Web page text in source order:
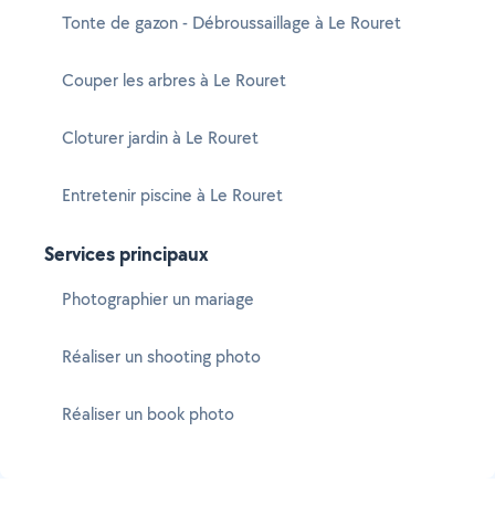
Tonte de gazon - Débroussaillage à Le Rouret
Couper les arbres à Le Rouret
Cloturer jardin à Le Rouret
Entretenir piscine à Le Rouret
Services principaux
Photographier un mariage
Réaliser un shooting photo
Réaliser un book photo